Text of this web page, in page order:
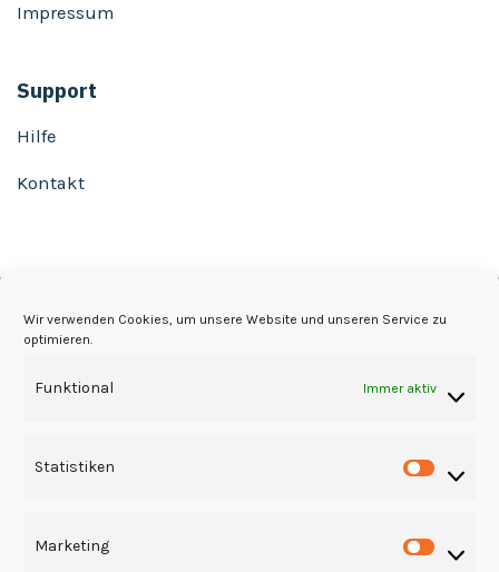
Wir verwenden Cookies, um unsere Website und unseren Service zu
optimieren.
Funktional Immer aktiv
Statistiken
Marketing
Impressum
Support
Hilfe
Kontakt